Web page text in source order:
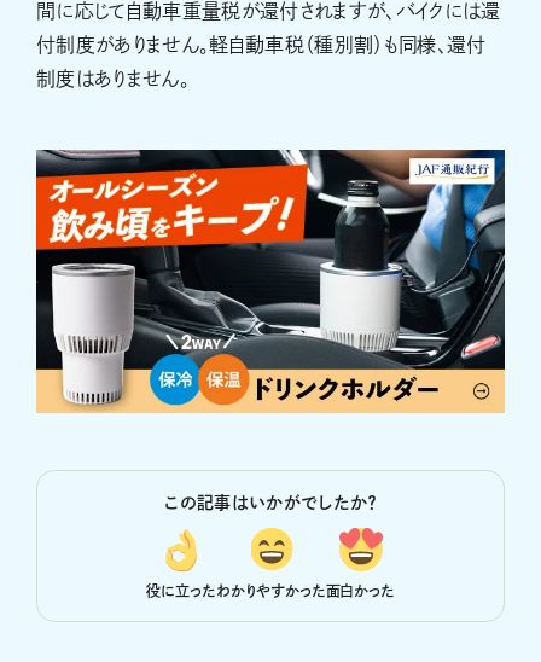
間に応じて自動車重量税が還付されますが、バイクには還
付制度がありません。軽自動車税（種別割）も同様、還付
制度はありません。
この記事はいかがでしたか？
役に立ったわかりやすかった面白かった